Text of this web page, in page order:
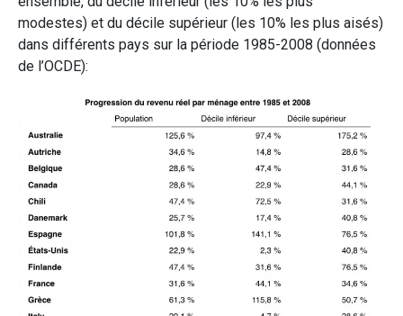
modestes) et du décile supérieur (les 10% les plus aisés)
dans différents pays sur la période 1985-2008 (données
de l’OCDE):